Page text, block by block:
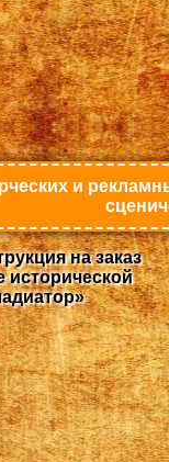
и
на заказ
исторической